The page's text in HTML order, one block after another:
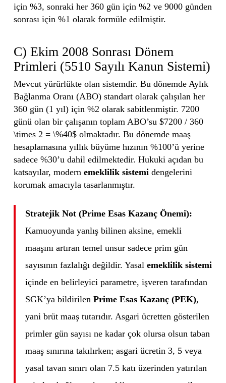
için %3, sonraki her 360 gün için %2 ve 9000 günden
sonrası için %1 olarak formüle edilmiştir.
C) Ekim 2008 Sonrası Dönem
Primleri (5510 Sayılı Kanun Sistemi)
Mevcut yürürlükte olan sistemdir. Bu dönemde Aylık
Bağlanma Oranı (ABO) standart olarak çalışılan her
360 gün (1 yıl) için %2 olarak sabitlenmiştir. 7200
günü olan bir çalışanın toplam ABO’su $7200 / 360
\times 2 = \%40$ olmaktadır. Bu dönemde maaş
hesaplamasına yıllık büyüme hızının %100’ü yerine
sadece %30’u dahil edilmektedir. Hukuki açıdan bu
katsayılar, modern emeklilik sistemidengelerini
korumak amacıyla tasarlanmıştır.
Stratejik Not (Prime Esas Kazanç Önemi):
Kamuoyunda yanlış bilinen aksine, emekli
maaşını artıran temel unsur sadece prim gün
sayısının fazlalığı değildir. Yasalemeklilik sistemi
içinde en belirleyici parametre, işveren tarafından
SGK’ya bildirilenPrime Esas Kazanç (PEK),
yani brüt maaş tutarıdır. Asgari ücretten gösterilen
primler gün sayısı ne kadar çok olursa olsun taban
maaş sınırına takılırken; asgari ücretin 3, 5 veya
yasal tavan sınırı olan 7.5 katı üzerinden yatırılan